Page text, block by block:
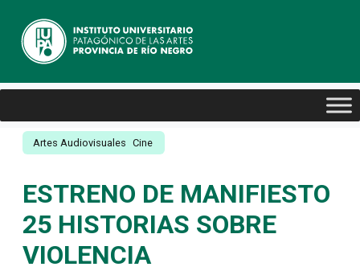
Artes Audiovisuales Cine
ESTRENO DE MANIFIESTO
25 HISTORIAS SOBRE
VIOLENCIA